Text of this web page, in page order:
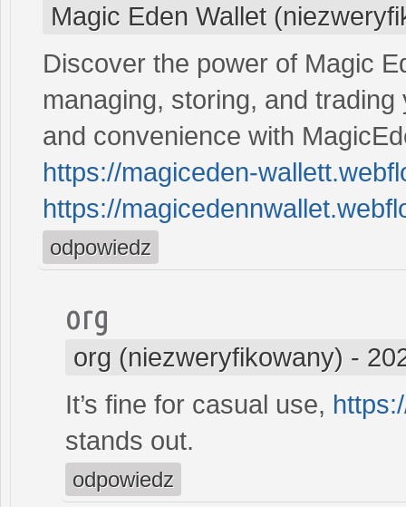
Magic Eden Wallet
Discover the power of Magic
managing, storing, and
and convenience with
https://magiceden-
https://
odpowiedz
org
org (niezweryfikowany) -
It’s fine for casual use,
stands out.
odpowiedz